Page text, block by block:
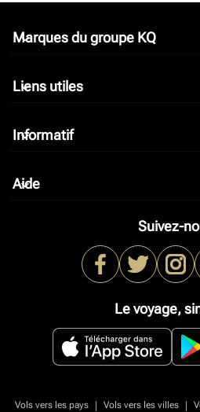
Marques du groupe KQ
keyboard_arrow_down
Liens utiles
keyboard_arrow_down
Informatif
keyboard_arrow_down
Aide
keyboard_arrow_down
Suivez-
Le voyage,
Vols vers les pays | Vols vers les villes |